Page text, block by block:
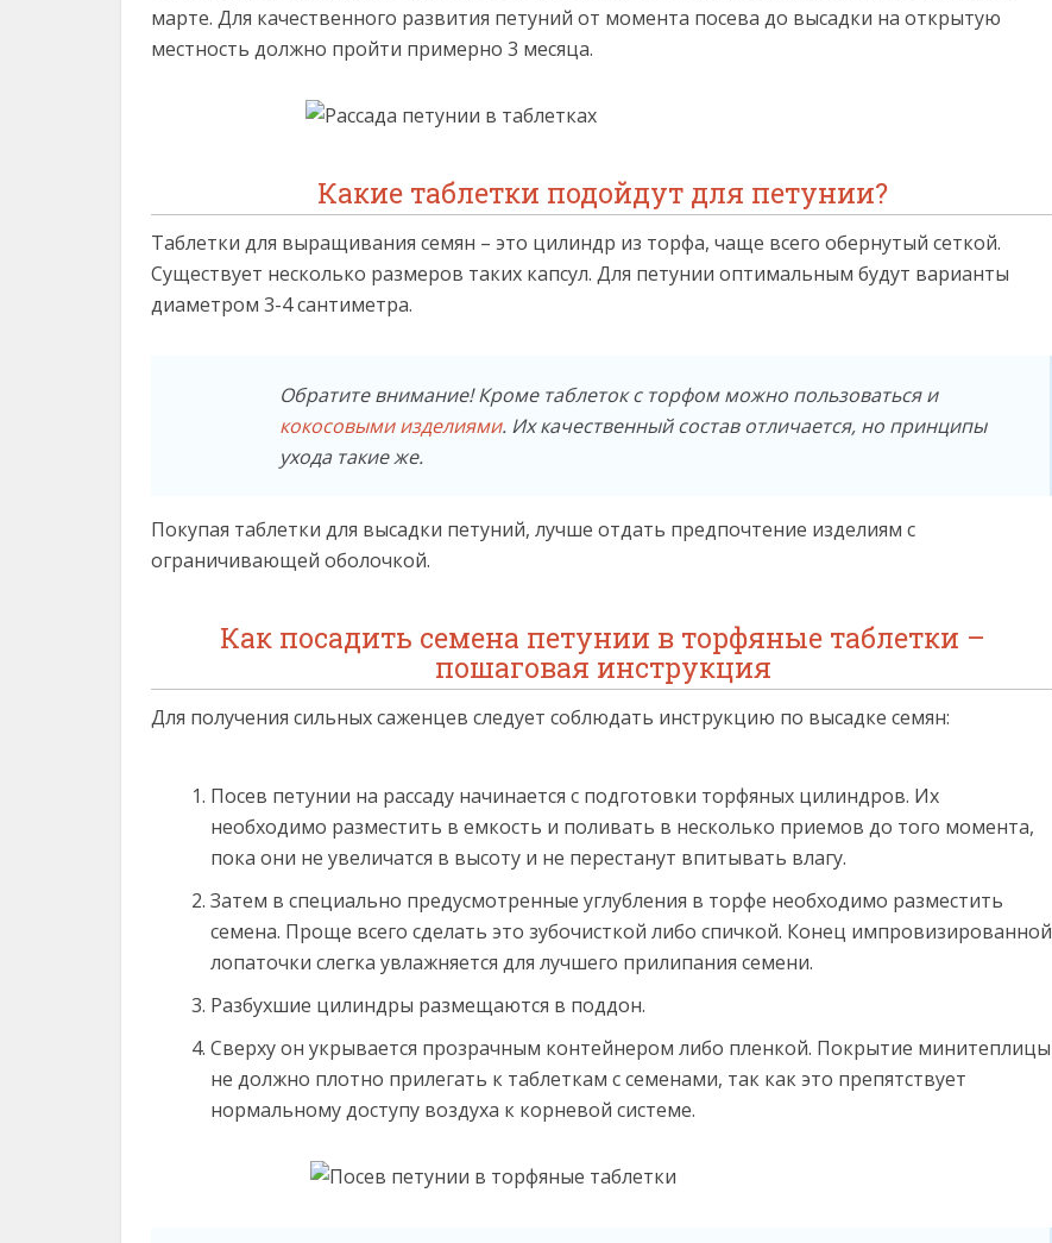
марте. Для качественного развития петуний от момента посева до высадки на открытую
местность должно пройти примерно 3 месяца.
Какие таблетки подойдут для петунии?
Таблетки для выращивания семян – это цилиндр из торфа, чаще всего обернутый сеткой.
Существует несколько размеров таких капсул. Для петунии оптимальным будут варианты
диаметром 3-4 сантиметра.
Обратите внимание! Кроме таблеток с торфом можно пользоваться и
кокосовыми изделиями. Их качественный состав отличается, но принципы
ухода такие же.
Покупая таблетки для высадки петуний, лучше отдать предпочтение изделиям с
ограничивающей оболочкой.
Как посадить семена петунии в торфяные таблетки –
пошаговая инструкция
Для получения сильных саженцев следует соблюдать инструкцию по высадке семян:
Посев петунии на рассаду начинается с подготовки торфяных цилиндров. Их
необходимо разместить в емкость и поливать в несколько приемов до того момента,
пока они не увеличатся в высоту и не перестанут впитывать влагу.
Затем в специально предусмотренные углубления в торфе необходимо разместить
семена. Проще всего сделать это зубочисткой либо спичкой. Конец импровизированной
лопаточки слегка увлажняется для лучшего прилипания семени.
Разбухшие цилиндры размещаются в поддон.
Сверху он укрывается прозрачным контейнером либо пленкой. Покрытие минитеплицы
не должно плотно прилегать к таблеткам с семенами, так как это препятствует
нормальному доступу воздуха к корневой системе.